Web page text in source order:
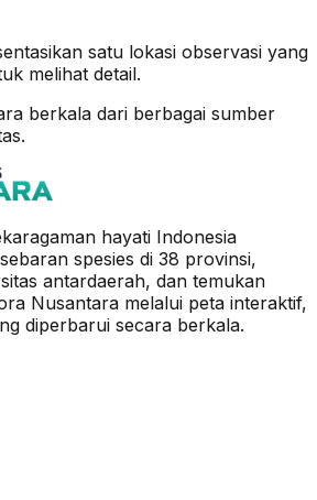
satu lokasi observasi yang
melihat detail.
berkala dari berbagai sumber
hayati Indonesia
spesies di 38 provinsi,
antardaerah, dan temukan
Nusantara melalui peta interaktif,
diperbarui secara berkala.